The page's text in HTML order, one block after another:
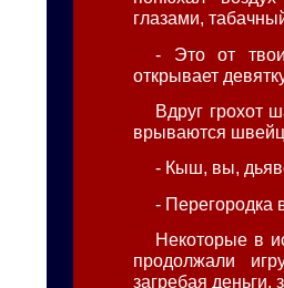
глазами,
- Это от
открывает
Вдруг грохот
врываются
- Кыш, вы,
- Перегородка
Некоторые в
продолжали
загребая деньги,